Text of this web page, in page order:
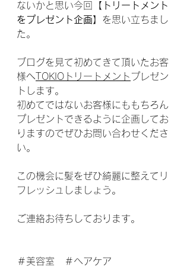
ないかと思い今回
【トリートメント
をプレゼント企画】 を思い立ちまし
た。
ブログを見て初めてきて頂いたお客
様へ TOKIOトリートメント プレゼン
トします。
初めてではないお客様にももちろん
プレゼントできるように企画してお
りますのでぜひお問い合わせくださ
い。
この機会に髪をぜひ綺麗に整えてリ
フレッシュしましょう。
ご連絡お待ちしております。
＃美容室　＃ヘアケア